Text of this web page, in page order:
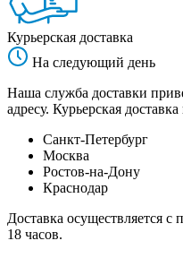
Курьерская доставка
На следующий день
Наша служба доставки
адресу. Курьерская
Санкт-Петербург
Москва
Ростов-на-Дону
Краснодар
Доставка осуществляется
18 часов.